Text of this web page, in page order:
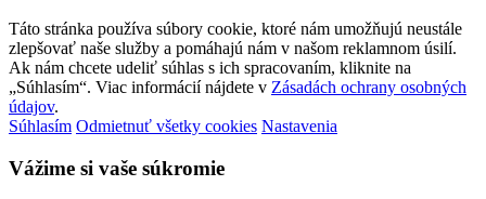
Táto stránka používa súbory cookie, ktoré nám umožňujú neustále
zlepšovať naše služby a pomáhajú nám v našom reklamnom úsilí.
Ak nám chcete udeliť súhlas s ich spracovaním, kliknite na
„Súhlasím“. Viac informácií nájdete v Zásadách ochrany osobných
údajov.
Súhlasím Odmietnuť všetky cookies Nastavenia
Vážime si vaše súkromie